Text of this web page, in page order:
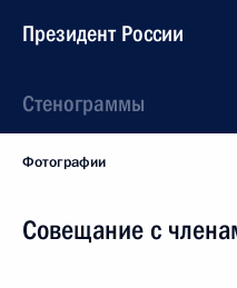
Президент России
Стенограммы
Фотографии
Совещание с